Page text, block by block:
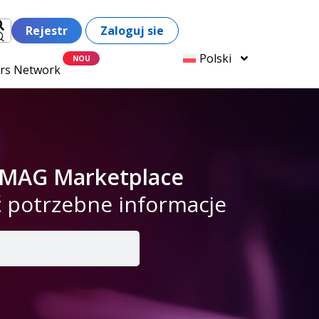
Rejestr Zaloguj sie
Network
Polski
Marketplace
potrzebne informacje